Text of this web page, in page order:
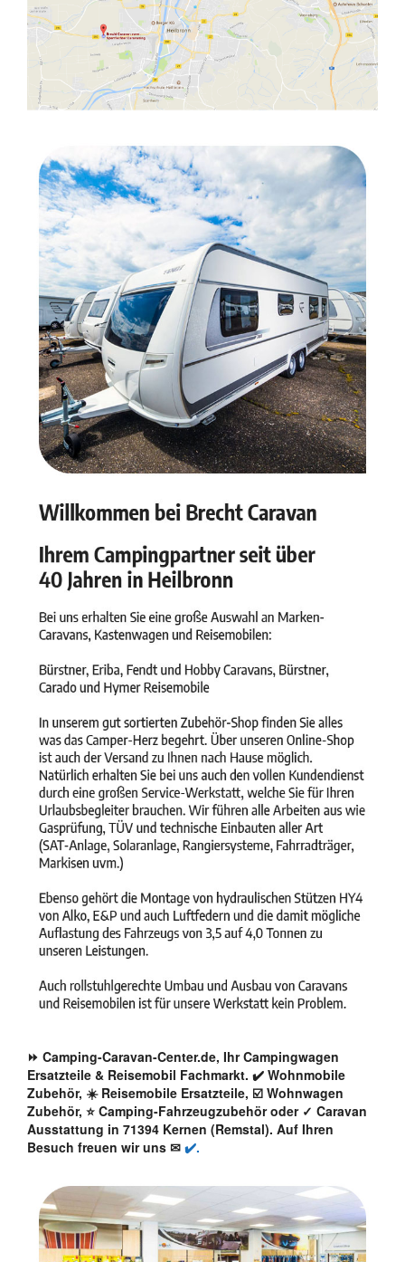
⏩ Camping-Caravan-Center.de, Ihr Campingwagen
Ersatzteile & Reisemobil Fachmarkt. ✔️ Wohnmobile
Zubehör, ☀️ Reisemobile Ersatzteile, ☑️ Wohnwagen
Zubehör, ⭐ Camping-Fahrzeugzubehör oder ✓ Caravan
Ausstattung in 71394 Kernen (Remstal). Auf Ihren
Besuch freuen wir uns ✉ ✔️.